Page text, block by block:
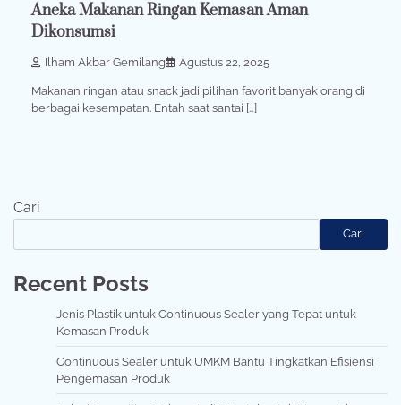
Aneka Makanan Ringan Kemasan Aman
Dikonsumsi
Ilham Akbar Gemilang Agustus 22, 2025
Makanan ringan atau snack jadi pilihan favorit banyak orang di
berbagai kesempatan. Entah saat santai […]
Cari
Cari
Recent Posts
Jenis Plastik untuk Continuous Sealer yang Tepat untuk
Kemasan Produk
Continuous Sealer untuk UMKM Bantu Tingkatkan Efisiensi
Pengemasan Produk